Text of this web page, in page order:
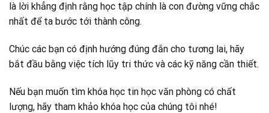
là lời khẳng định rằng học tập chính là con đường vững chắc
nhất để ta bước tới thành công.
Chúc các bạn có định hướng đúng đắn cho tương lai, hãy
bắt đầu bằng việc tích lũy tri thức và các kỹ năng cần thiết.
Nếu bạn muốn tìm khóa học tin học văn phòng có chất
lượng, hãy tham khảo khóa học của chúng tôi nhé!